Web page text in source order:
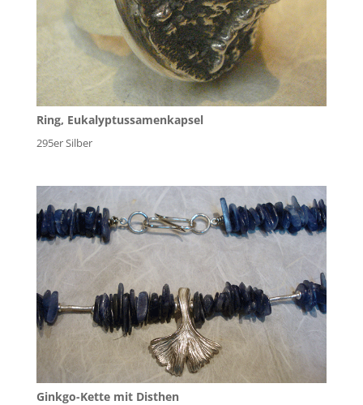
Ring, Eukalyptussamenkapsel
295er Silber
Ginkgo-Kette mit Disthen